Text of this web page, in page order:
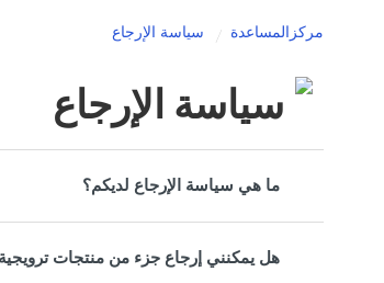
مركزالمساعدة سياسة الإرجاع
سياسة الإرجاع
ما هي سياسة الإرجاع لديكم؟
هل يمكنني إرجاع جزء من منتجات